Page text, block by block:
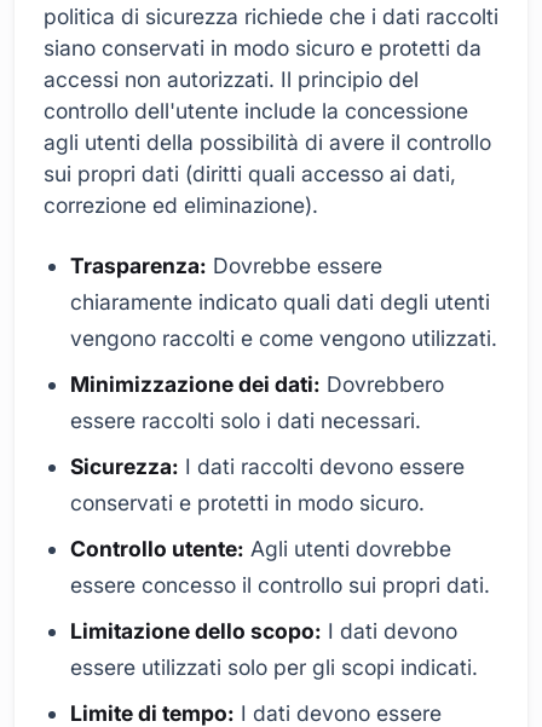
politica di sicurezza richiede che i dati raccolti
siano conservati in modo sicuro e protetti da
accessi non autorizzati. Il principio del
controllo dell'utente include la concessione
agli utenti della possibilità di avere il controllo
sui propri dati (diritti quali accesso ai dati,
correzione ed eliminazione).
Trasparenza: Dovrebbe essere
chiaramente indicato quali dati degli utenti
vengono raccolti e come vengono utilizzati.
Minimizzazione dei dati: Dovrebbero
essere raccolti solo i dati necessari.
Sicurezza: I dati raccolti devono essere
conservati e protetti in modo sicuro.
Controllo utente: Agli utenti dovrebbe
essere concesso il controllo sui propri dati.
Limitazione dello scopo: I dati devono
essere utilizzati solo per gli scopi indicati.
Limite di tempo: I dati devono essere